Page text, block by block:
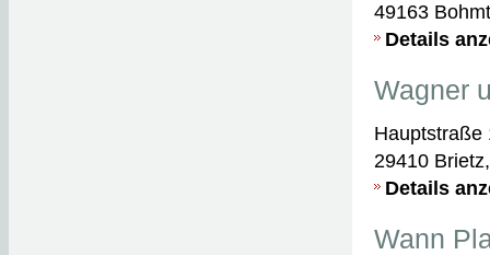
49163
Details
Wagner
Hauptstraße
29410
Details
Wann